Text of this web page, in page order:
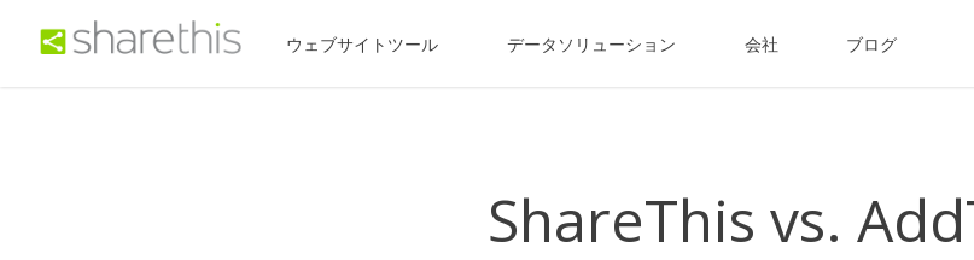
ウェブサイトツール データソリューション 会社 ブログ
ShareThis vs.